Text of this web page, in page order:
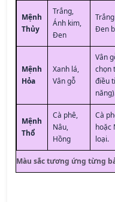
Màu sắc tương ứng từng
Mệnh
Thủy
Trắng,
Ánh kim,
Đen
Đen
Mệnh
Hỏa
Xanh lá,
Vân gỗ
Vân
chọn
điều
Mệnh
Thổ
Cà phê,
Nâu,
Hồng
Cà
hoặc
loại.